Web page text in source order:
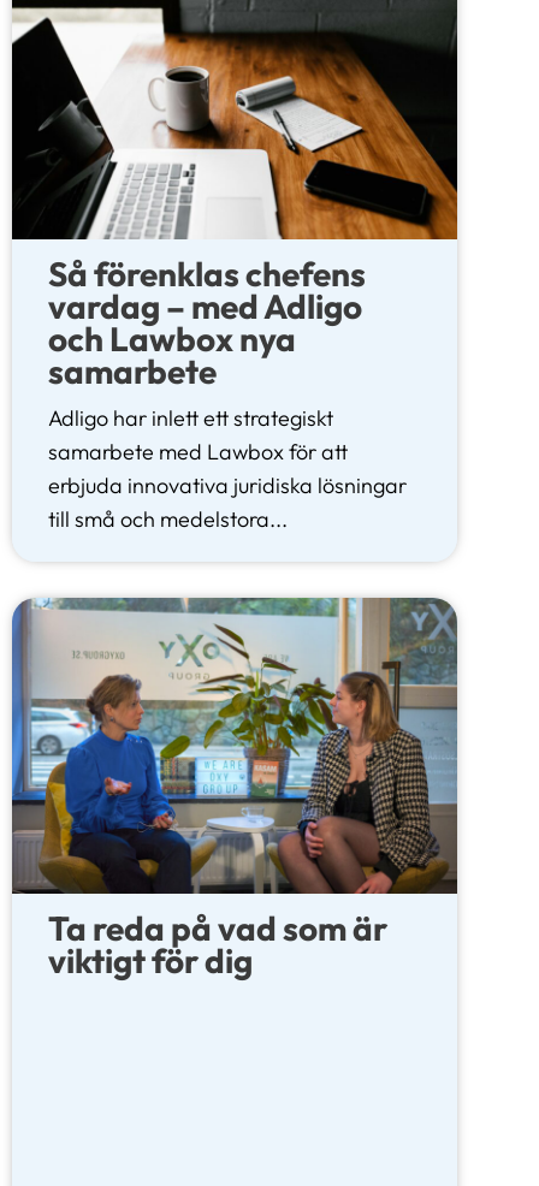
Så förenklas chefens
vardag – med Adligo
och Lawbox nya
samarbete
Adligo har inlett ett strategiskt
samarbete med Lawbox för att
erbjuda innovativa juridiska lösningar
till små och medelstora...
Ta reda på vad som är
viktigt för dig